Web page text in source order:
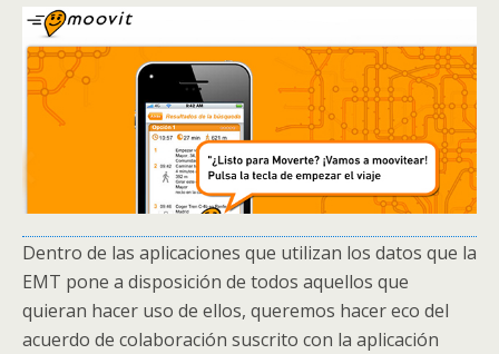
Dentro de las aplicaciones que utilizan los datos que la
EMT pone a disposición de todos aquellos que
quieran hacer uso de ellos, queremos hacer eco del
acuerdo de colaboración suscrito con la aplicación